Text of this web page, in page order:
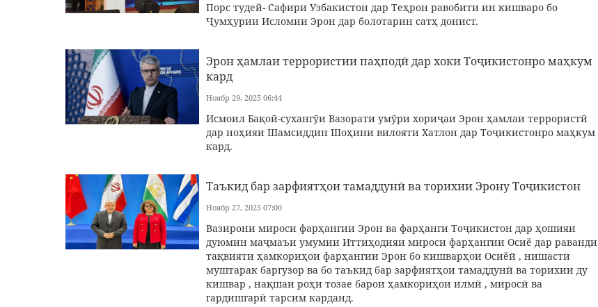
Порс тудей- Сафири Узбакистон дар Теҳрон равобити ин кишваро бо
Ҷумҳурии Исломии Эрон дар болотарин сатҳ донист.
Эрон ҳамлаи террористии паҳподӣ дар хоки Тоҷикистонро маҳкум
кард
Ноябр 29, 2025 06:44
Исмоил Бақоӣ-сухангӯи Вазорати умӯри хориҷаи Эрон ҳамлаи террористӣ
дар ноҳияи Шамсиддин Шоҳини вилояти Хатлон дар Тоҷикистонро маҳкум
кард.
Таъкид бар зарфиятҳои тамаддунӣ ва торихии Эрону Тоҷикистон
Ноябр 27, 2025 07:00
Вазирони мироси фарҳангии Эрон ва фарҳанги Тоҷикистон дар ҳошияи
дуюмин маҷмаъи умумии Иттиҳодияи мироси фарҳангии Осиё дар раванди
тақвияти ҳамкориҳои фарҳангии Эрон бо кишварҳои Осиёӣ , нишасти
муштарак баргузор ва бо таъкид бар зарфиятҳои тамаддунӣ ва торихии ду
кишвар , нақшаи роҳи тозае барои ҳамкориҳои илмӣ , миросӣ ва
гардишгарӣ тарсим карданд.